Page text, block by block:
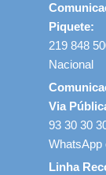
Piquete:
219 848
Nacional
Via
93 30 30
WhatsApp
Linha